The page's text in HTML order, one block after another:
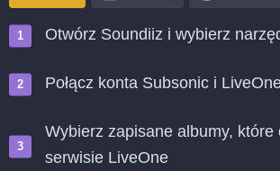
Otwórz Soundiiz i wybierz
Połącz konta Subsonic i
Wybierz zapisane albumy, które
serwisie LiveOne